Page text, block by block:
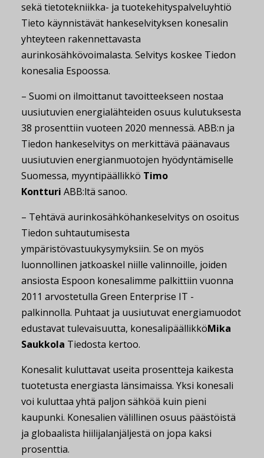
sekä tietotekniikka- ja tuotekehityspalveluyhtiö
Tieto käynnistävät hankeselvityksen konesalin
yhteyteen rakennettavasta
aurinkosähkövoimalasta. Selvitys koskee Tiedon
konesalia Espoossa.
– Suomi on ilmoittanut tavoitteekseen nostaa
uusiutuvien energialähteiden osuus kulutuksesta
38 prosenttiin vuoteen 2020 mennessä. ABB:n ja
Tiedon hankeselvitys on merkittävä päänavaus
uusiutuvien energianmuotojen hyödyntämiselle
Suomessa, myyntipäällikkö Timo
Kontturi ABB:ltä sanoo.
– Tehtävä aurinkosähköhankeselvitys on osoitus
Tiedon suhtautumisesta
ympäristövastuukysymyksiin. Se on myös
luonnollinen jatkoaskel niille valinnoille, joiden
ansiosta Espoon konesalimme palkittiin vuonna
2011 arvostetulla Green Enterprise IT -
palkinnolla. Puhtaat ja uusiutuvat energiamuodot
edustavat tulevaisuutta, konesalipäällikköMika
Saukkola Tiedosta kertoo.
Konesalit kuluttavat useita prosentteja kaikesta
tuotetusta energiasta länsimaissa. Yksi konesali
voi kuluttaa yhtä paljon sähköä kuin pieni
kaupunki. Konesalien välillinen osuus päästöistä
ja globaalista hiilijalanjäljestä on jopa kaksi
prosenttia.